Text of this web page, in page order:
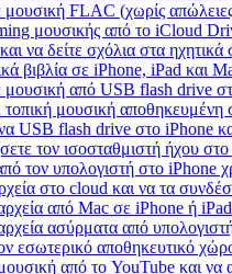
FLAC (χωρίς
μουσικής από το iCloud
να δείτε σχόλια στα
βιβλία σε iPhone, iPad και
από USB flash drive
μουσική
USB flash drive στο iPhone
τον ισοσταθμιστή ήχου
τον υπολογιστή στο iPhone
στο cloud και να τα
από Mac σε iPhone ή
ασύρματα από
εσωτερικό αποθηκευτικό
από το YouTube και να